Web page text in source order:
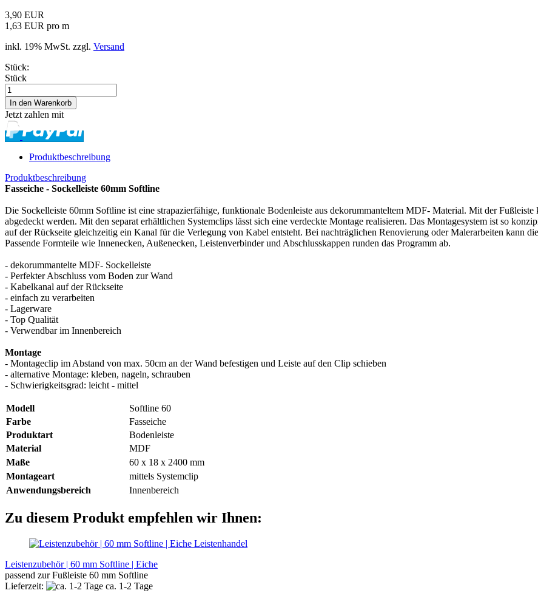
3,90 EUR
1,63 EUR pro m
inkl. 19% MwSt. zzgl. Versand
Stück:
Stück
Jetzt zahlen mit
Produktbeschreibung
Produktbeschreibung
Fasseiche - Sockelleiste 60mm Softline
Die Sockelleiste 60mm Softline ist eine strapazierfähige, funktionale Bodenleiste aus dekorummanteltem MDF- Material. Mit der
abgedeckt werden. Mit den separat erhältlichen Systemclips lässt sich eine verdeckte Montage realisieren. Das Montagesystem ist so
auf der Rückseite gleichzeitig ein Kanal für die Verlegung von Kabel entsteht. Bei nachträglichen Renovierung oder Malerarbeiten kann
Passende Formteile wie Innenecken, Außenecken, Leistenverbinder und Abschlusskappen runden das Programm ab.
- dekorummantelte MDF- Sockelleiste
- Perfekter Abschluss vom Boden zur Wand
- Kabelkanal auf der Rückseite
- einfach zu verarbeiten
- Lagerware
- Top Qualität
- Verwendbar im Innenbereich
Montage
- Montageclip im Abstand von max. 50cm an der Wand befestigen und Leiste auf den Clip schieben
- alternative Montage: kleben, nageln, schrauben
- Schwierigkeitsgrad: leicht - mittel
Modell
Softline 60
Farbe
Fasseiche
Produktart
Bodenleiste
Material
MDF
Maße
60 x 18 x 2400 mm
Montageart
mittels Systemclip
Anwendungsbereich
Innenbereich
Zu diesem Produkt empfehlen wir Ihnen:
Leistenhandel
Leistenzubehör | 60 mm Softline | Eiche
passend zur Fußleiste 60 mm Softline
Lieferzeit:
ca. 1-2 Tage